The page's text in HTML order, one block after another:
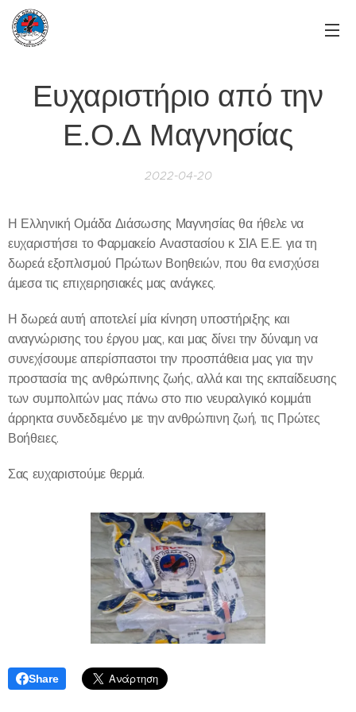
Ευχαριστήριο από την
Ε.Ο.Δ Μαγνησίας
2022-04-20
Η Ελληνική Ομάδα Διάσωσης Μαγνησίας θα ήθελε να
ευχαριστήσει το Φαρμακείο Αναστασίου κ ΣΙΑ Ε.Ε. για τη
δωρεά εξοπλισμού Πρώτων Βοηθειών, που θα ενισχύσει
άμεσα τις επιχειρησιακές μας ανάγκες.
Η δωρεά αυτή αποτελεί μία κίνηση υποστήριξης και
αναγνώρισης του έργου μας, και μας δίνει την δύναμη να
συνεχίσουμε απερίσπαστοι την προσπάθεια μας για την
προστασία της ανθρώπινης ζωής, αλλά και της εκπαίδευσης
των συμπολιτών μας πάνω στο πιο νευραλγικό κομμάτι
άρρηκτα συνδεδεμένο με την ανθρώπινη ζωή, τις Πρώτες
Βοήθειες.
Σας ευχαριστούμε θερμά.
Share